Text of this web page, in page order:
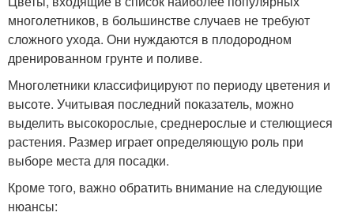
многолетников, в большинстве случаев не требуют
сложного ухода. Они нуждаются в плодородном
дренированном грунте и поливе.
Многолетники классифицируют по периоду цветения и
высоте. Учитывая последний показатель, можно
выделить высокорослые, среднерослые и стелющиеся
растения. Размер играет определяющую роль при
выборе места для посадки.
Кроме того, важно обратить внимание на следующие
нюансы: